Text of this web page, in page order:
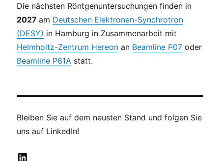
Die nächsten Röntgenuntersuchungen finden in
2027am Deutschen Elektronen-Synchrotron
(DESY) in Hamburg in Zusammenarbeit mit
Helmholtz-Zentrum Hereon an Beamline P07 oder
Beamline P61A statt.
Bleiben Sie auf dem neusten Stand und folgen Sie
uns auf LinkedIn!
LinkedIn